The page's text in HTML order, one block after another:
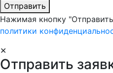
Отправить
Нажимая кнопку
политики
✕
Отправить